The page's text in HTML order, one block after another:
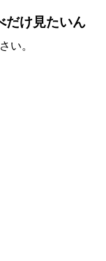
だけ見たいん
い。